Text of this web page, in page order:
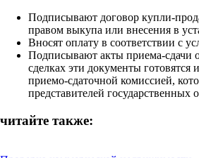
Подписывают договор купли-
правом выкупа или внесения в
Вносят оплату в соответствии с
Подписывают акты приема-сдачи
сделках эти документы готовятся
приемо-сдаточной комиссией,
представителей государственных
читайте также: